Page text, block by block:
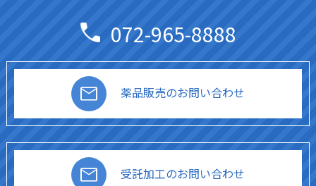
072-965-8888
薬品販売のお問い合わせ
受託加工のお問い合わせ